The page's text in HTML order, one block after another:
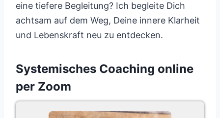
eine tiefere Begleitung? Ich begleite Dich
achtsam auf dem Weg, Deine innere Klarheit
und Lebenskraft neu zu entdecken.
Systemisches Coaching online
per Zoom